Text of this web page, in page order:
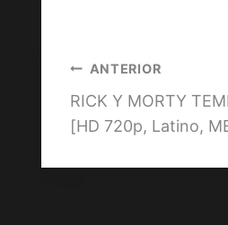
Navegación
de
ANTERIOR
RICK Y MORTY
[HD 720p, Latino,